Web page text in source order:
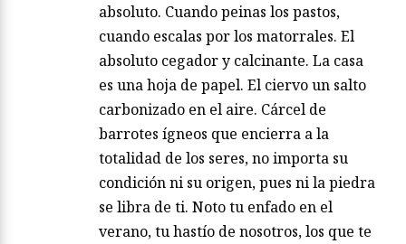
absoluto. Cuando peinas los pastos,
cuando escalas por los matorrales. El
absoluto cegador y calcinante. La casa
es una hoja de papel. El ciervo un salto
carbonizado en el aire. Cárcel de
barrotes ígneos que encierra a la
totalidad de los seres, no importa su
condición ni su origen, pues ni la piedra
se libra de ti. Noto tu enfado en el
verano, tu hastío de nosotros, los que te